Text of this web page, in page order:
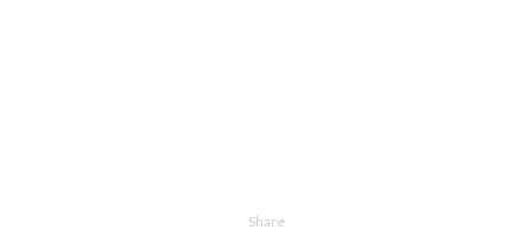
Share